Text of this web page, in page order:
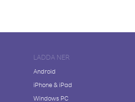
LADDA NER
Android
iPhone & iPad
Windows PC